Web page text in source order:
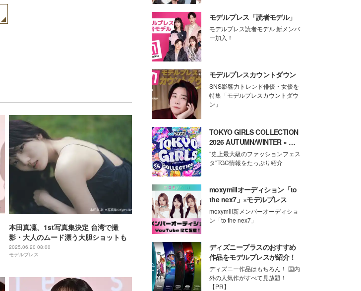
本田真凜、1st写真集決定 台湾で撮
影・大人のムード漂う大胆ショットも
2025.06.20 08:00
モデルプレス
モデルプレス「読者モデル」
モデルプレス読者モデル 新メンバ
ー加入！
モデルプレスカウントダウン
SNS影響力トレンド俳優・女優を
特集「モデルプレスカウントダウ
ン」
TOKYO GIRLS COLLECTION
2026 AUTUMN/WINTER × モ
デルプレス
"史上最大級のファッションフェス
タ"TGC情報をたっぷり紹介
moxymillオーディション「to
the nex7」×モデルプレス
moxymill新メンバーオーディショ
ン「to the nex7」
ディズニープラスのおすすめ
作品をモデルプレスが紹介！
ディズニー作品はもちろん！ 国内
外の人気作がすべて見放題！
【PR】